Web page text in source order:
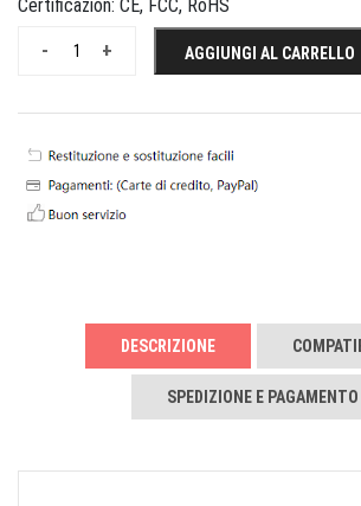
Certificazion: CE, FCC, RoHS
+
- AGGIUNGI AL CARRELLO
DESCRIZIONE
SPEDIZIONE E PAGAMENTO